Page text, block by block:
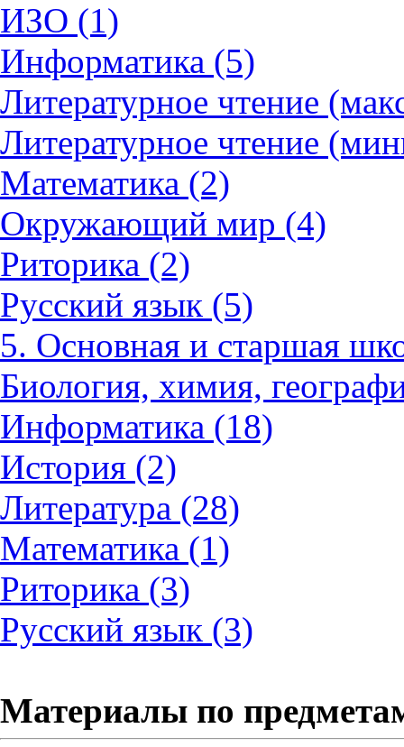
ИЗО (1)
Информатика (5)
Литературное чтение
Литературное чтение
Математика (2)
Окружающий мир (4)
Риторика (2)
Русский язык (5)
5. Основная и старшая
Биология, химия,
Информатика (18)
История (2)
Литература (28)
Математика (1)
Риторика (3)
Русский язык (3)
Материалы по